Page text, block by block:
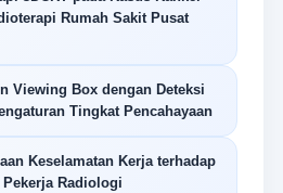
Rumah Sakit Pusat
Viewing Box dengan Deteksi
Tingkat Pencahayaan
Keselamatan Kerja terhadap
Pekerja Radiologi